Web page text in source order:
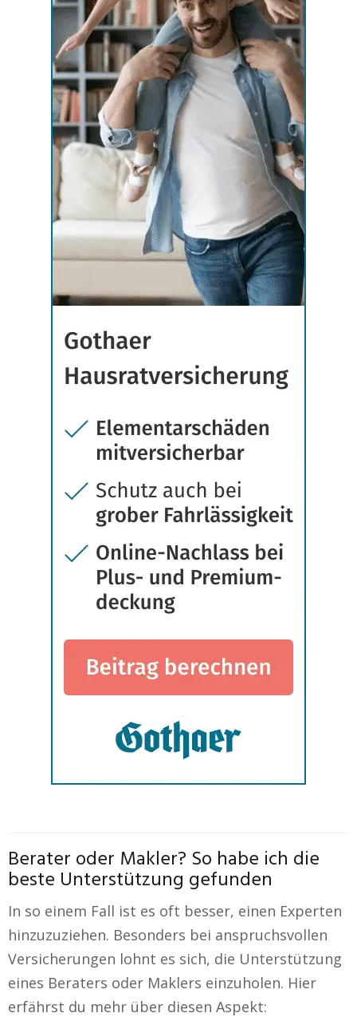
Berater oder Makler? So habe ich die
beste Unterstützung gefunden
In so einem Fall ist es oft besser, einen Experten
hinzuzuziehen. Besonders bei anspruchsvollen
Versicherungen lohnt es sich, die Unterstützung
eines Beraters oder Maklers einzuholen. Hier
erfährst du mehr über diesen Aspekt: